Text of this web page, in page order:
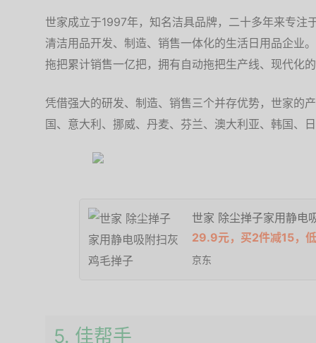
世家成立于1997年，知名洁具品牌，二十多年来专注
清洁用品开发、制造、销售一体化的生活日用品企业
拖把累计销售一亿把，拥有自动拖把生产线、现代化
凭借强大的研发、制造、销售三个并存优势，世家的
国、意大利、挪威、丹麦、芬兰、澳大利亚、韩国、
世家 除尘掸子家用静电
29.9元，买2件减15，
京东
5. 佳帮手